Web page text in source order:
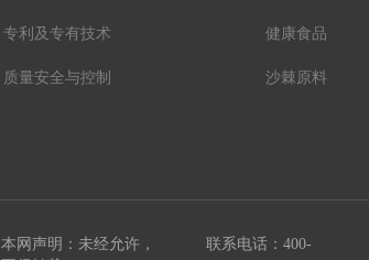
专利及专有技术
质量安全与控制
健康食品
沙棘原料
本网声明：未经允许，
联系电话：400-